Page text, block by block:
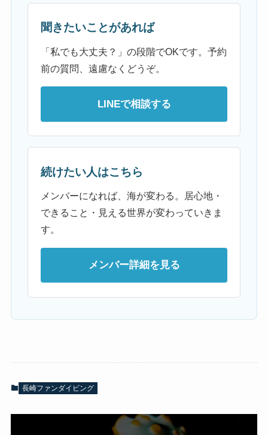
聞きたいことがあれば
「私でも大丈夫？」の段階でOKです。予約
前の質問、遠慮なくどうぞ。
LINEで相談する
続けたい人はこちら
メンバーになれば、海が変わる。居心地・
できること・見える世界が変わっていきま
す。
メンバー詳細を見る
長崎ファンダイビング